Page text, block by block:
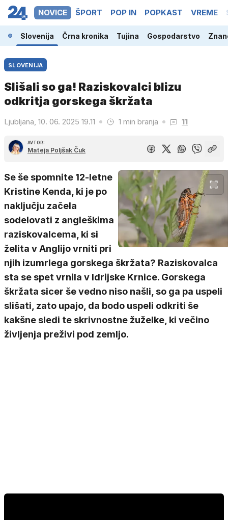
NOVICE ŠPORT POP IN POPKAST VREME
Slovenija Črna kronika Tujina Gospodarstvo
SLOVENIJA
Slišali so ga! Raziskovalci blizu
odkritja gorskega škržata
Ljubljana, 10. 06. 2025 19.11 1 min branja 11
AVTOR:
Mateja Poljšak Čuk
Se še spomnite 12-letne
Kristine Kenda, ki je po
naključju začela
sodelovati z angleškima
raziskovalcema, ki si
želita v Anglijo vrniti pri
njih izumrlega gorskega škržata? Raziskovalca
sta se spet vrnila v Idrijske Krnice. Gorskega
škržata sicer še vedno niso našli, so ga pa uspeli
slišati, zato upajo, da bodo uspeli odkriti še
kakšne sledi te skrivnostne žuželke, ki večino
življenja preživi pod zemljo.